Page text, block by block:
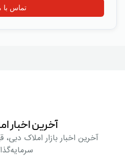
تماس با
آخرین اخبار
آخرین اخبار بازار املاک